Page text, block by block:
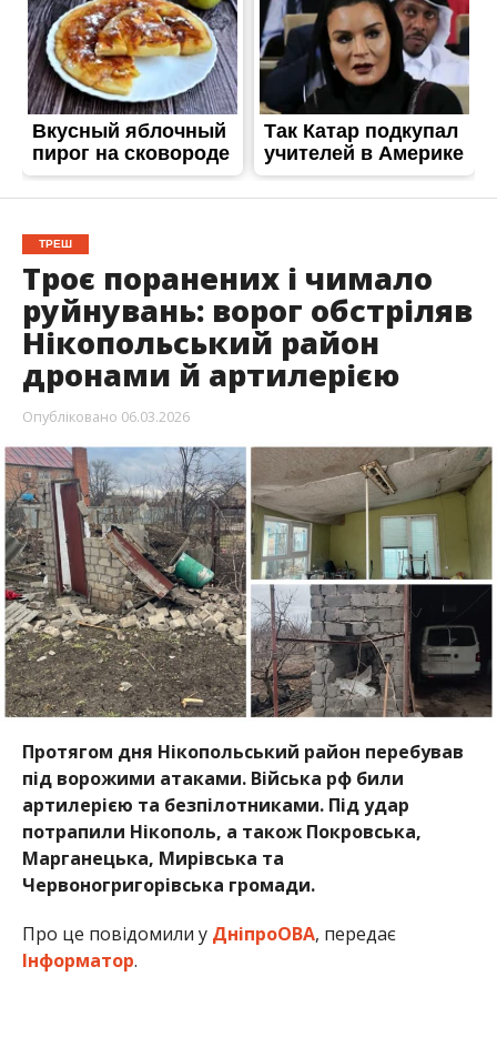
ТРЕШ
Троє поранених і чимало
руйнувань: ворог обстріляв
Нікопольський район
дронами й артилерією
Опубліковано 06.03.2026
Протягом дня Нікопольський район перебував
під ворожими атаками. Війська рф били
артилерією та безпілотниками. Під удар
потрапили Нікополь, а також Покровська,
Марганецька, Мирівська та
Червоногригорівська громади.
Про це повідомили у ДніпроОВА, передає
Інформатор.